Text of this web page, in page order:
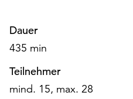
ohne
Ihr
weiterhin
ausgeführt.
Dauer
435 min
Teilnehmer
mind. 15, max. 28